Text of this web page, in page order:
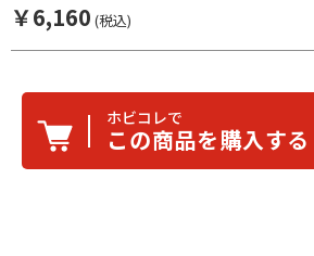
￥6,160 (税込)
ホビコレで
この商品を購入する